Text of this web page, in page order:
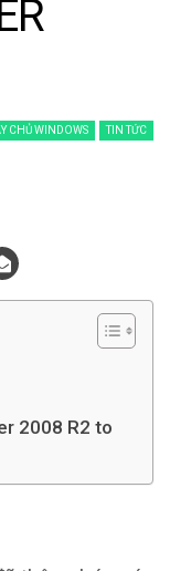
CHỦ WINDOWS TIN TỨC
2008 R2 to